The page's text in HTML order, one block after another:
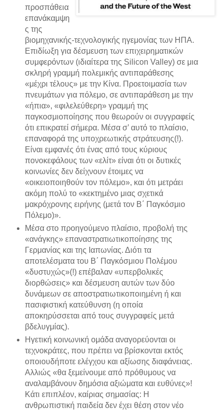
προσπάθεια
επανάκαμψη
ς της
βιομηχανικής-τεχνολογικής ηγεμονίας των ΗΠΑ.
Επιδίωξη για δέσμευση των επιχειρηματικών
συμφερόντων (ιδιαίτερα της Silicon Valley) σε μια
σκληρή γραμμή πολεμικής αντιπαράθεσης
«μέχρι τέλους» με την Κίνα. Προετοιμασία των
πνευμάτων για πόλεμο, σε αντιπαράθεση με την
«ήπια», «φιλελεύθερη» γραμμή της
παγκοσμιοποίησης που θεωρούν οι συγγραφείς
ότι επικρατεί σήμερα. Μέσα σ’ αυτό το πλαίσιο,
επαναφορά της υποχρεωτικής στράτευσης(!).
Είναι εμφανές ότι ένας από τους κύριους
πονοκεφάλους των «ελίτ» είναι ότι οι δυτικές
κοινωνίες δεν δείχνουν έτοιμες να
«οικειοποιηθούν τον πόλεμο», και ότι μετράει
ακόμη πολύ το «κεκτημένο μιας σχετικά
μακρόχρονης ειρήνης (μετά τον Β΄ Παγκόσμιο
Πόλεμο)».
Μέσα στο προηγούμενο πλαίσιο, προβολή της
«ανάγκης» επαναστρατιωτικοποίησης της
Γερμανίας και της Ιαπωνίας. Διότι τα
αποτελέσματα του Β΄ Παγκόσμιου Πολέμου
«δυστυχώς»(!) επέβαλαν «υπερβολικές
διορθώσεις» και δέσμευση αυτών των δύο
δυνάμεων σε αποστρατιωτικοποιημένη ή και
πασιφιστική κατεύθυνση (η οποία
αποκηρύσσεται από τους συγγραφείς μετά
βδελυγμίας).
Ηγετική κοινωνική ομάδα αναγορεύονται οι
τεχνοκράτες, που πρέπει να βρίσκονται εκτός
οποιουδήποτε ελέγχου και αξίωσης διαφάνειας.
Αλλιώς «θα ξεμείνουμε από πρόθυμους να
αναλαμβάνουν δημόσια αξιώματα και ευθύνες»!
Κάτι επιπλέον, καίριας σημασίας: Η
ανθρωπιστική παιδεία δεν έχει θέση στον νέο